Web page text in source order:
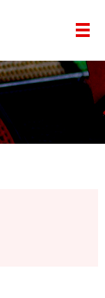
メ